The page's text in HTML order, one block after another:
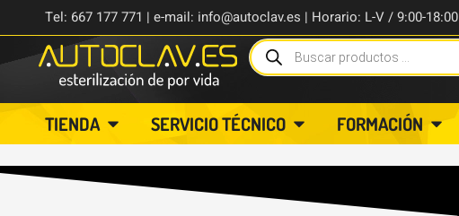
Tel: 667 177 771 | e-mail: info@autoclav.es | Horario: L-V / 9:00-18:00
TIENDA SERVICIO TÉCNICO FORMACIÓN